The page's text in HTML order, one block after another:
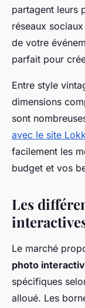
partagent leurs
réseaux
de votre
parfait pour
Entre style
dimensions
sont
avec le site
facilement les
budget et vos
Les
Le marché
photo
spécifiques
alloué. Les